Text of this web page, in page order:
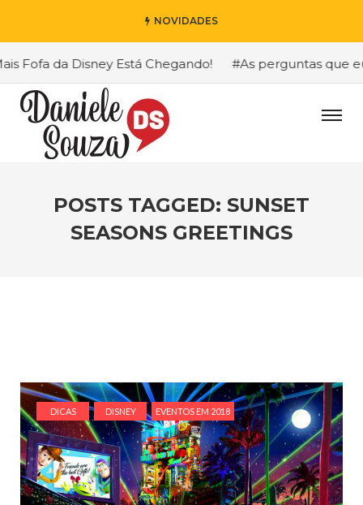
NOVIDADES
da Disney Está Chegando! #As perguntas que eu
POSTS TAGGED: SUNSET
SEASONS GREETINGS
DICAS DISNEY EVENTOS EM 2018